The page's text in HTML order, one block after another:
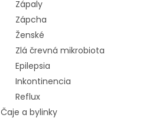
Zápaly
Zápcha
Ženské
Zlá črevná mikrobiota
Epilepsia
Inkontinencia
Reflux
Čaje a bylinky